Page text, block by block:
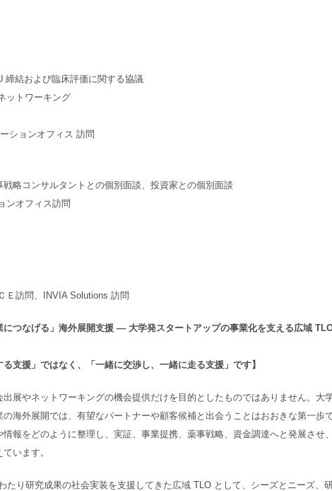
締結および臨床評価に関する協議
ットワーキング
ションオフィス 訪問
略コンサルタントとの個別面談、投資家との個別面談
ンオフィス訪問
Ｅ訪問、INVIA Solutions 訪問
につなげる」海外展開支援 ― 大学発スタートアップの事業化を支える広域
支援」ではなく、「一緒に交渉し、一緒に走る支援」です】
展やネットワーキングの機会提供だけを目的としたものではありません。大
海外展開では、有望なパートナーや顧客候補と出会うことはおおきな第一歩
報をどのように整理し、実証、事業提携、薬事戦略、資金調達へと発展させ、
います。
たり研究成果の社会実装を支援してきた広域 TLO として、シーズとニーズ、